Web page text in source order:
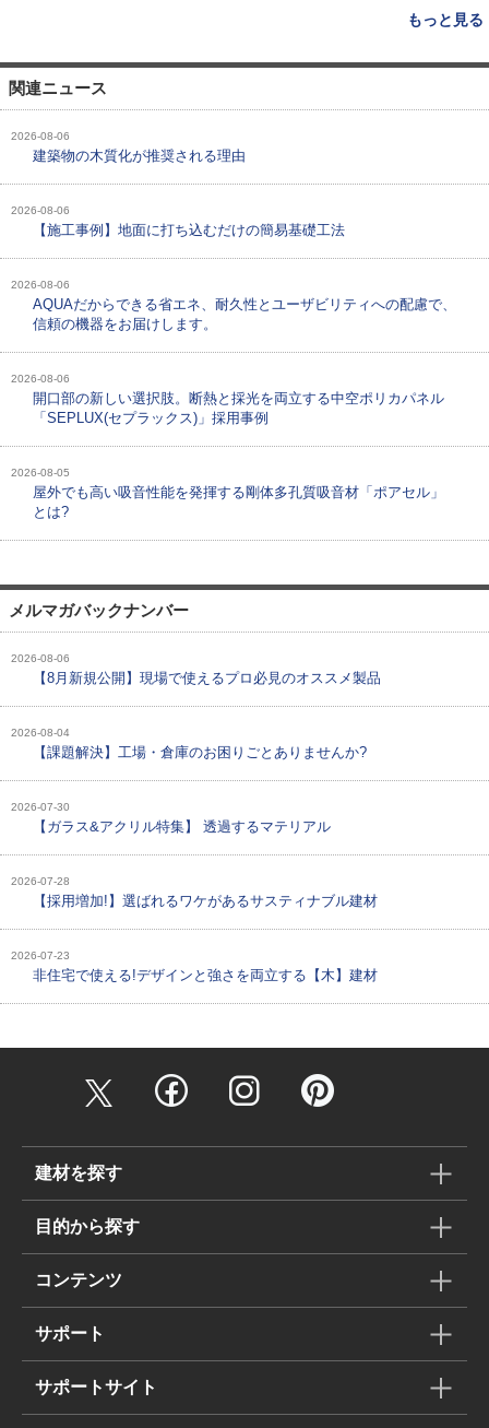
もっと見る
関連ニュース
2026-08-06
建築物の木質化が推奨される理由
2026-08-06
【施工事例】地面に打ち込むだけの簡易基礎工法
2026-08-06
AQUAだからできる省エネ、耐久性とユーザビリティへの配慮で、
信頼の機器をお届けします。
2026-08-06
開口部の新しい選択肢。断熱と採光を両立する中空ポリカパネル
「SEPLUX(セプラックス)」採用事例
2026-08-05
屋外でも高い吸音性能を発揮する剛体多孔質吸音材「ポアセル」
とは?
メルマガバックナンバー
2026-08-06
【8月新規公開】現場で使えるプロ必見のオススメ製品
2026-08-04
【課題解決】工場・倉庫のお困りごとありませんか?
2026-07-30
【ガラス&アクリル特集】 透過するマテリアル
2026-07-28
【採用増加!】選ばれるワケがあるサスティナブル建材
2026-07-23
非住宅で使える!デザインと強さを両立する【木】建材
建材を探す
目的から探す
コンテンツ
サポート
サポートサイト